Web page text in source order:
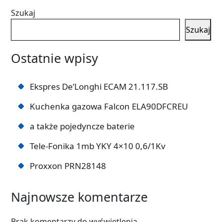
Szukaj
Szukaj
Ostatnie wpisy
Ekspres De’Longhi ECAM 21.117.SB
Kuchenka gazowa Falcon ELA90DFCREU
a także pojedyncze baterie
Tele-Fonika 1mb YKY 4×10 0,6/1Kv
Proxxon PRN28148
Najnowsze komentarze